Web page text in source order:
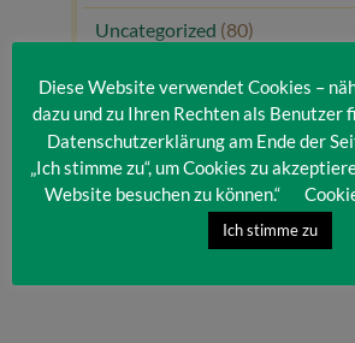
Uncategorized (80)
Diese Website verwendet Cookies –
dazu und zu Ihren Rechten als Benutzer
Datenschutzerklärung am Ende der
„Ich stimme zu“, um Cookies zu
Website besuchen zu können.“
Ich stimme zu